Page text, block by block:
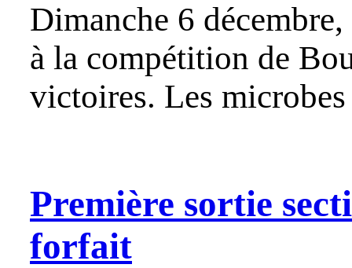
Dimanche 6
à la compétition de
victoires. Les
Première sortie
forfait